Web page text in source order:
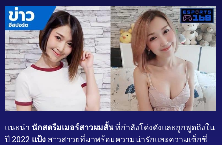
แนะนำ นักสตรีมเมอร์สาวผมสั้นที่กำลังโด่งดังและถูกพูดถึงใน
ปี 2022 แป้ง สาวสาวยที่มาพร้อมความน่ารักและความเซ็กซี่